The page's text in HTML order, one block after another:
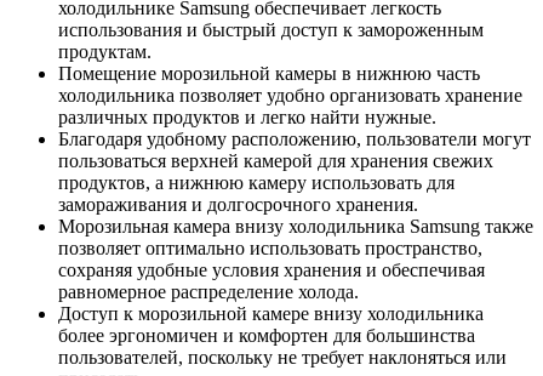
холодильнике Samsung обеспечивает легкость
использования и быстрый доступ к замороженным
продуктам.
Помещение морозильной камеры в нижнюю часть
холодильника позволяет удобно организовать хранение
различных продуктов и легко найти нужные.
Благодаря удобному расположению, пользователи могут
пользоваться верхней камерой для хранения свежих
продуктов, а нижнюю камеру использовать для
замораживания и долгосрочного хранения.
Морозильная камера внизу холодильника Samsung также
позволяет оптимально использовать пространство,
сохраняя удобные условия хранения и обеспечивая
равномерное распределение холода.
Доступ к морозильной камере внизу холодильника
более эргономичен и комфортен для большинства
пользователей, поскольку не требует наклоняться или